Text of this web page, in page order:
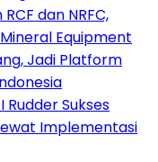
dan NRFC,
Equipment
Jadi Platform
Rudder Sukses
Implementasi